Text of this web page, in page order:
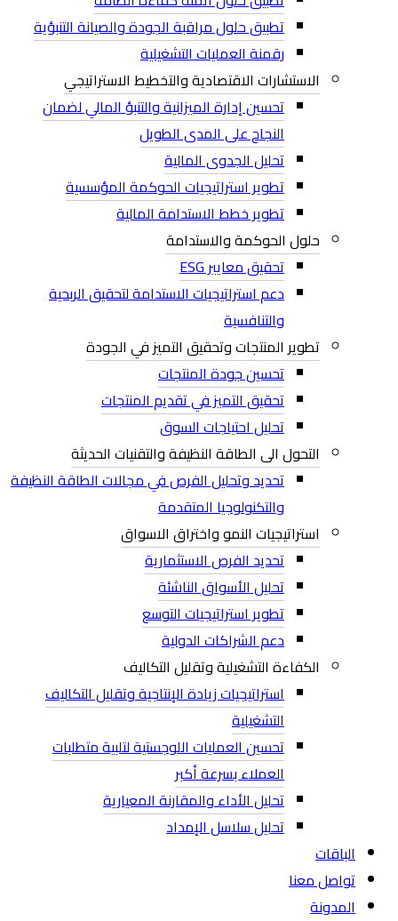
تطبيق حلول مراقبة الجودة والصيانة التنبؤية
رقمنة العمليات التشغيلية
الاستشارات الاقتصادية والتخطيط الاستراتيجي
تحسين إدارة الميزانية والتنبؤ المالي لضمان
النجاح على المدى الطويل
تحليل الجدوى المالية
تطوير استراتيجيات الحوكمة المؤسسية
تطوير خطط الاستدامة المالية
حلول الحوكمة والاستدامة
تحقيق معايير ESG
دعم استراتيجيات الاستدامة لتحقيق الربحية
والتنافسية
تطوير المنتجات وتحقيق التميز في الجودة
تحسين جودة المنتجات
تحقيق التميز في تقديم المنتجات
تحليل احتياجات السوق
التحول الى الطاقة النظيفة والتقنيات الحديثة
تحديد وتحليل الفرص في مجالات الطاقة النظيفة
والتكنولوجيا المتقدمة​
استراتيجيات النمو واختراق الاسواق
تحديد الفرص الاستثمارية
تحليل الأسواق الناشئة
تطوير استراتيجيات التوسع
دعم الشراكات الدولية
الكفاءة التشغيلية وتقليل التكاليف
استراتيجيات زيادة الإنتاجية وتقليل التكاليف
التشغيلية
تحسين العمليات اللوجستية لتلبية متطلبات
العملاء بسرعة أكبر
تحليل الأداء والمقارنة المعيارية
تحليل سلاسل الإمداد
الباقات
تواصل معنا
المدونة